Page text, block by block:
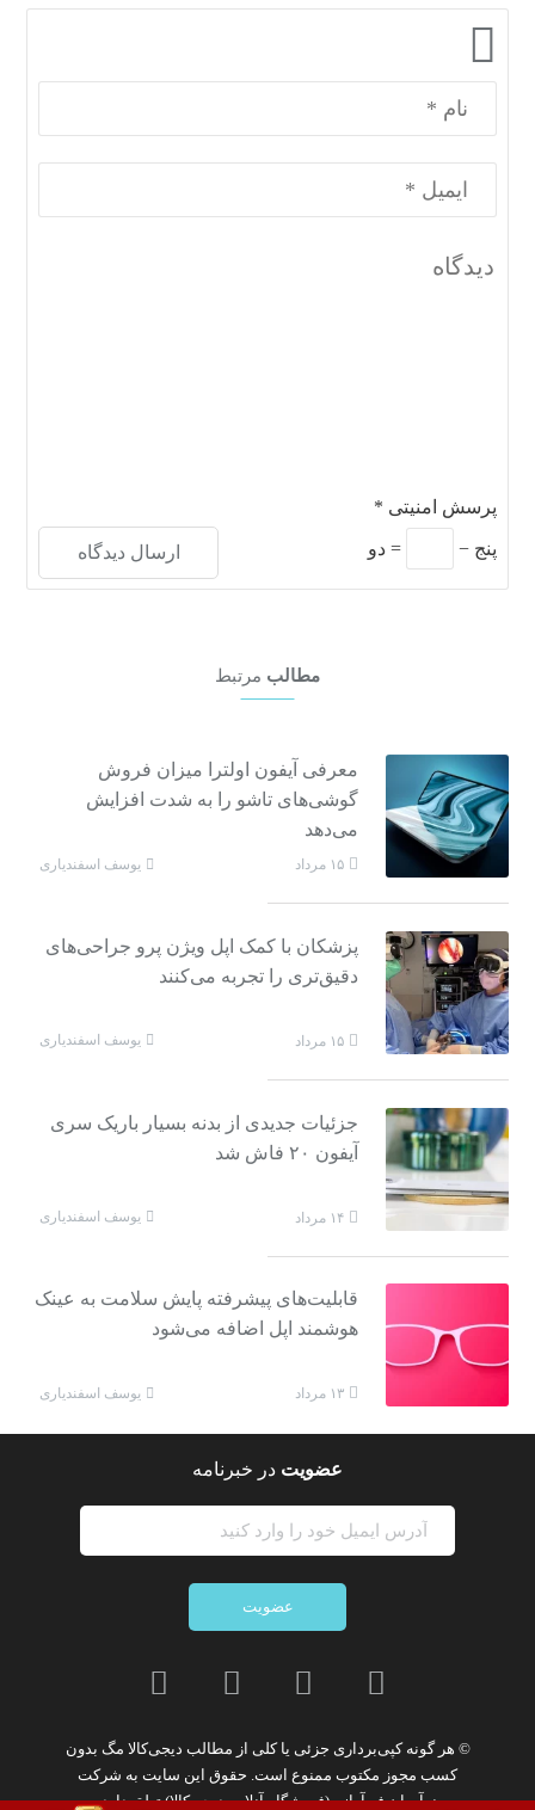
پرسش امنیتی *
پنج −
=دو
مطالب مرتبط
معرفی آیفون اولترا میزان فروش
گوشی‌های تاشو را به شدت افزایش
می‌دهد
۱۵ مرداد یوسف اسفندیاری
پزشکان با کمک اپل ویژن پرو جراحی‌های
دقیق‌تری را تجربه می‌کنند
۱۵ مرداد یوسف اسفندیاری
جزئیات جدیدی از بدنه بسیار باریک سری
آیفون ۲۰ فاش شد
۱۴ مرداد یوسف اسفندیاری
قابلیت‌های پیشرفته پایش سلامت به عینک
هوشمند اپل اضافه می‌شود
۱۳ مرداد یوسف اسفندیاری
عضویت در خبرنامه
عضویت
© هر گونهکپی‌برداری جزئی یا کلی از مطالب دیجی‌کالا مگ بدون
کسب مجوز مکتوب ممنوع است. حقوق این سایت به شرکت
نوآوران فن‌آوازه (فروشگاه آنلاین دیجی‌کالا)تعلق دارد.